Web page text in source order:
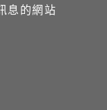
息的網站